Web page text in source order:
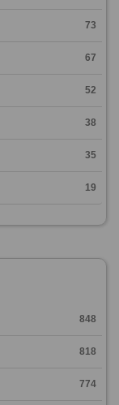
73
67
52
38
35
19
848
818
774